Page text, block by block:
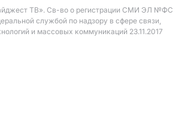
ТВ». Св-во о регистрации СМИ ЭЛ №ФС
службой по надзору в сфере связи,
и массовых коммуникаций 23.11.2017